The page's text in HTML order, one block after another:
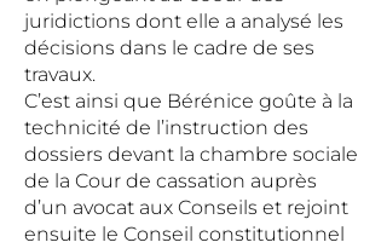
juridictions dont elle a analysé les
décisions dans le cadre de ses
travaux.
C’est ainsi que Bérénice goûte à la
technicité de l’instruction des
dossiers devant la chambre sociale
de la Cour de cassation auprès
d’un avocat aux Conseils et rejoint
ensuite le Conseil constitutionnel